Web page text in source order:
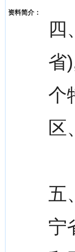
资料简介：
四
省
个
区
五
宁